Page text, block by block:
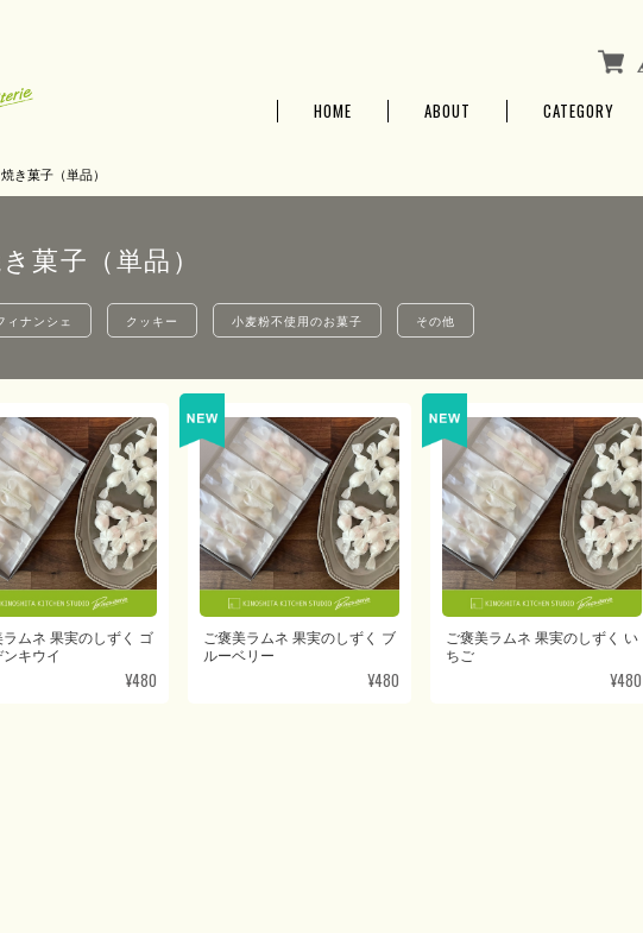
HOME ABOUT CATEGORY
焼き菓子（単品）
菓子（単品）
ィナンシェ クッキー 小麦粉不使用のお菓子 その他
ラムネ 果実のしずく ゴ
ンキウイ
¥480
ご褒美ラムネ 果実のしずく ブ
ルーベリー
¥480
ご褒美ラムネ 果実のしずく い
ちご
¥480